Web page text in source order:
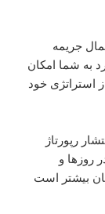
جریمه
به شما امکان
استراتژی خود
رپورتاژ
روزها و
بیشتر است